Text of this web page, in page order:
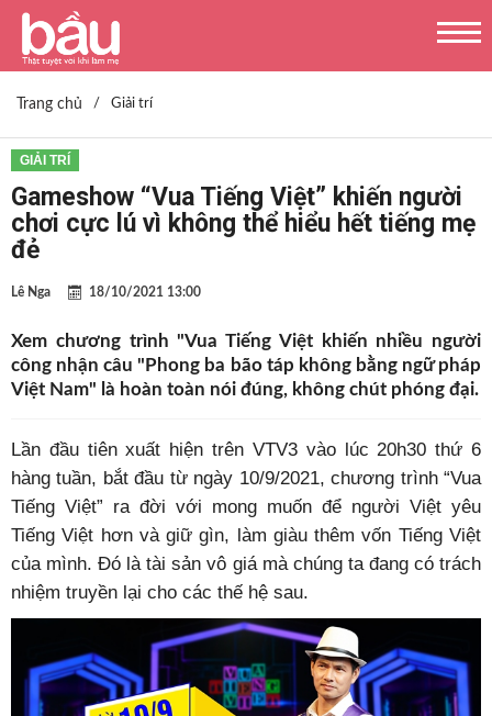
Trang chủ / Giải trí
GIẢI TRÍ
Gameshow “Vua Tiếng Việt” khiến người
chơi cực lú vì không thể hiểu hết tiếng mẹ
đẻ
Lê Nga 18/10/2021 13:00
Xem chương trình "Vua Tiếng Việt khiến nhiều người
công nhận câu "Phong ba bão táp không bằng ngữ pháp
Việt Nam" là hoàn toàn nói đúng, không chút phóng đại.
Lần đầu tiên xuất hiện trên VTV3 vào lúc 20h30 thứ 6
hàng tuần, bắt đầu từ ngày 10/9/2021, chương trình “Vua
Tiếng Việt” ra đời với mong muốn để người Việt yêu
Tiếng Việt hơn và giữ gìn, làm giàu thêm vốn Tiếng Việt
của mình. Đó là tài sản vô giá mà chúng ta đang có trách
nhiệm truyền lại cho các thế hệ sau.